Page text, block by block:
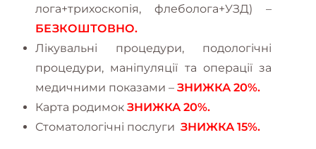
лога+трихоскопія, флеболога+УЗД) –
БЕЗКОШТОВНО.
Лікувальні процедури, подологічні
процедури, маніпуляції та операції за
медичними показами – ЗНИЖКА 20%.
Карта родимок ЗНИЖКА 20%.
Стоматологічні послуги ЗНИЖКА 15%.